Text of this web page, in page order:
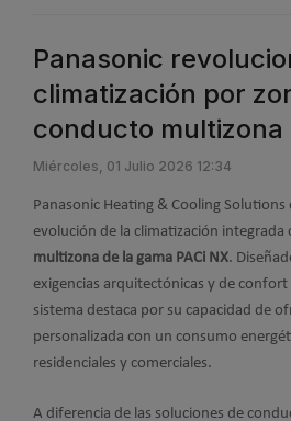
Panasonic
climatización por
conducto multizona
Miércoles, 01 Julio 2026 12:34
Panasonic Heating & Cooling
evolución de la climatización integrada
multizona de la gama PACi NX.
exigencias arquitectónicas y de
sistema destaca por su capacidad de
personalizada con un consumo
residenciales y comerciales.
A diferencia de las soluciones de